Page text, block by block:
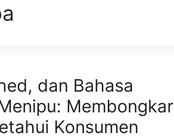
dan Bahasa
Membongkar
Konsumen